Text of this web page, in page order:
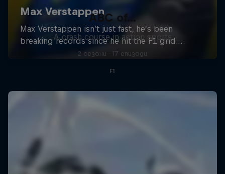
ABC of...
A crash course in action sports
2 сезони · 17 епизоди
F1